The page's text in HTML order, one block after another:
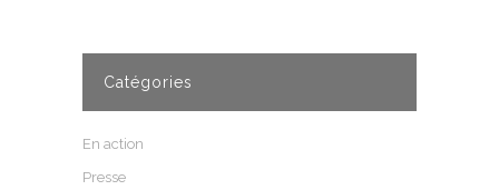
Catégories
En action
Presse